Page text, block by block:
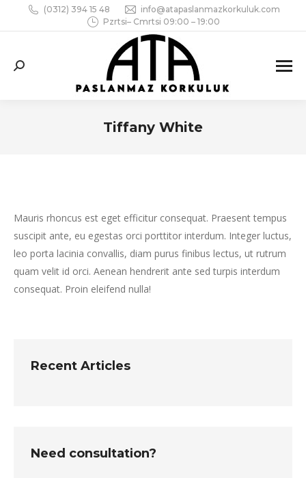
(0312) 394 15 48
info@atapaslanmazkorkuluk.com
Pzrtsi– Cmrtsi 09:00 – 19:00
Search:
Tiffany White
Mauris rhoncus est eget efficitur consequat. Praesent tempus
suscipit ante, eu egestas orci porttitor interdum. Integer luctus,
leo porta lacinia convallis, diam purus finibus lectus, ut rutrum
quam velit id orci. Aenean hendrerit ante sed turpis interdum
consequat. Proin eleifend nulla!
Recent Articles
Need consultation?